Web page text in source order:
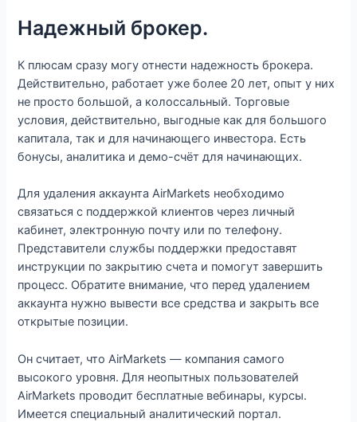
Надежный брокер.
К плюсам сразу могу отнести надежность брокера.
Действительно, работает уже более 20 лет, опыт у них
не просто большой, а колоссальный. Торговые
условия, действительно, выгодные как для большого
капитала, так и для начинающего инвестора. Есть
бонусы, аналитика и демо-счёт для начинающих.
Для удаления аккаунта AirMarkets необходимо
связаться с поддержкой клиентов через личный
кабинет, электронную почту или по телефону.
Представители службы поддержки предоставят
инструкции по закрытию счета и помогут завершить
процесс. Обратите внимание, что перед удалением
аккаунта нужно вывести все средства и закрыть все
открытые позиции.
Он считает, что AirMarkets — компания самого
высокого уровня. Для неопытных пользователей
AirMarkets проводит бесплатные вебинары, курсы.
Имеется специальный аналитический портал.